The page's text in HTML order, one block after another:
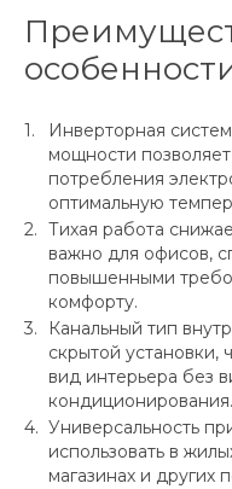
Инверторная
мощности позволяет
потребления
оптимальную
Тихая работа
важно для офисов,
повышенными
комфорту.
Канальный тип
скрытой установки,
вид интерьера без
кондиционирования.
Универсальность
использовать в
магазинах и